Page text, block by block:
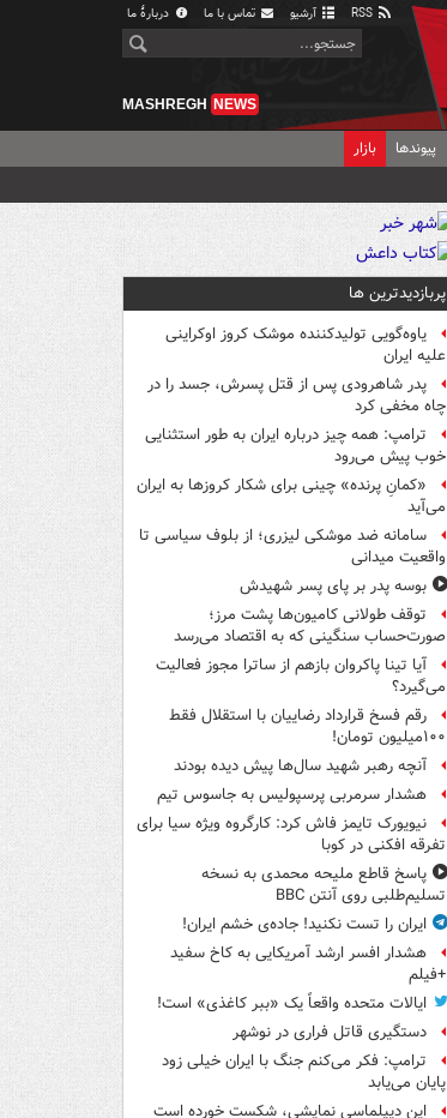
آرشیو تماس با ما دربارهٔ ما
MASHREGH NEWS
پیوندها بازار
پربازدیدترین ها
یاوه‌گویی تولیدکننده موشک کروز اوکراینی
علیه ایران
پدر شاهرودی پس از قتل پسرش، جسد را در
چاه مخفی کرد
ترامپ: همه چیز درباره ایران به طور استثنایی
خوب پیش می‌رود
«کمانِ پرنده» چینی برای شکار کروزها به ایران
می‌آید
سامانه ضد موشکی لیزری؛ از بلوف سیاسی تا
واقعیت میدانی
بوسه‌ پدر بر پای پسر شهیدش
توقف طولانی کامیون‌ها پشت مرز؛
صورت‌حساب سنگینی که به اقتصاد می‌رسد
آیا تینا پاکروان بازهم از ساترا مجوز فعالیت
می‌گیرد؟
رقم فسخ قرارداد رضاییان با استقلال فقط
۱۰۰میلیون تومان!
آنچه رهبر شهید سال‌ها پیش دیده بودند
هشدار سرمربی پرسپولیس به جاسوس تیم
نیویورک تایمز فاش کرد: کارگروه ویژه سیا برای
تفرقه افکنی در کوبا
پاسخ قاطع ملیحه محمدی به نسخه
تسلیم‌طلبی روی آنتن BBC
ایران را تست نکنید! جاده‌ی خشم ایران!
هشدار افسر ارشد آمریکایی به کاخ سفید
+فیلم
ایالات متحده واقعاً یک «ببر کاغذی» است!
دستگیری قاتل فراری در نوشهر
ترامپ: فکر می‌کنم جنگ با ایران خیلی زود
پایان می‌یابد
این دیپلماسی نمایشی، شکست خورده است